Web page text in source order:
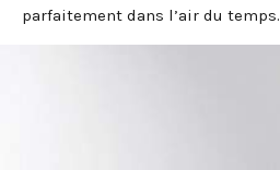
parfaitement dans l’air du temps.